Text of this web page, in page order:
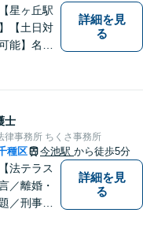
星ヶ丘駅
【土日対
能】名古
詳細を見
る
士
律事務所 ちくさ事務所
種区 今池駅 から徒歩5分
法テラス
／離婚・
／刑事事
詳細を見
る